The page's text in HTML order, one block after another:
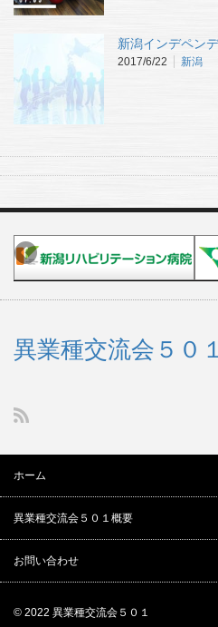
新潟インデペン
2017/6/22 新潟
異業種交流会５０
ホーム
異業種交流会５０１概要
お問い合わせ
© 2022 異業種交流会５０１